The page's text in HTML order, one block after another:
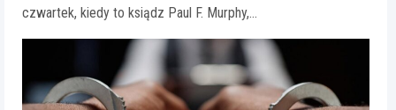
czwartek, kiedy to ksiądz Paul F. Murphy,…